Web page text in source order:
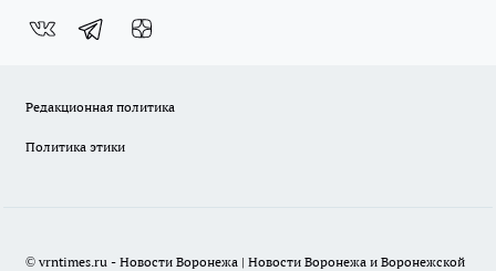
Редакционная политика
Политика этики
© vrntimes.ru - Новости Воронежа | Новости Воронежа и Воронежской